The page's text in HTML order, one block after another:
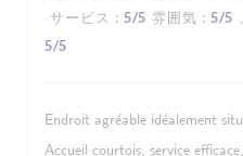
サービス : 5/5 雰囲気 : 5/5
5/5
Endroit agréable idéalement
Accueil courtois, service